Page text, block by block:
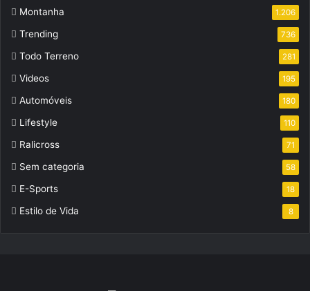
Montanha 1.206
Trending 736
Todo Terreno 281
Videos 195
Automóveis 180
Lifestyle 110
Ralicross 71
Sem categoria 58
E-Sports 18
Estilo de Vida 8